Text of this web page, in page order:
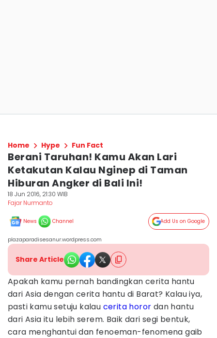
Home Hype Fun Fact
Berani Taruhan! Kamu Akan Lari
Ketakutan Kalau Nginep di Taman
Hiburan Angker di Bali Ini!
18 Jun 2016, 21:30 WIB
Fajar Nurmanto
News Channel Add Us on Google
plazaparadisesanur.wordpress.com
Share Article
Apakah kamu pernah bandingkan cerita hantu
dari Asia dengan cerita hantu di Barat? Kalau iya,
pasti kamu setuju kalau cerita horor dan hantu
dari Asia itu lebih serem. Baik dari segi bentuk,
cara menghantui dan fenoeman-fenomena gaib